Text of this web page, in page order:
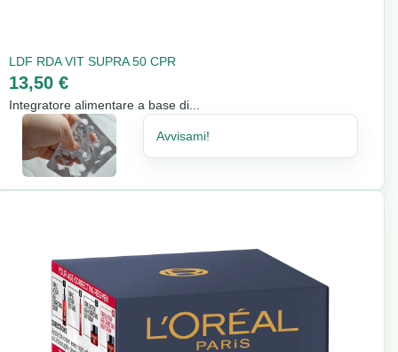
LDF RDA VIT SUPRA 50 CPR
13,50 €
Integratore alimentare a base di...
Avvisami!